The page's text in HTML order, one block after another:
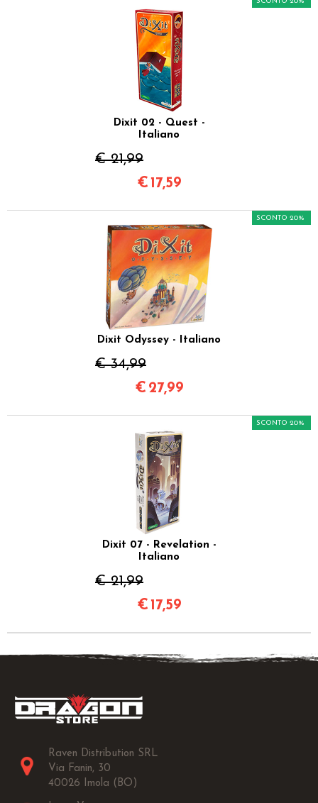
Dixit 02 - Quest -
Italiano
€ 21,99
€ 17,59
Dixit Odyssey - Italiano
€ 34,99
SCONTO 20%
€ 27,99
Dixit 07 - Revelation -
Italiano
€ 21,99
SCONTO 20%
€ 17,59
Raven Distribution SRL
Via Fanin, 30
40026 Imola (BO)